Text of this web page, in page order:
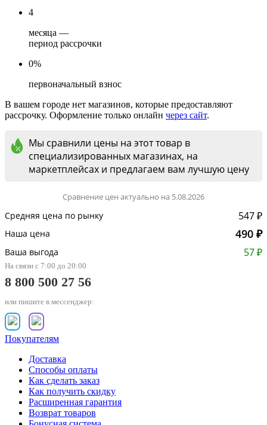
4
месяца —
период рассрочки
0%
первоначальный взнос
В вашем городе нет магазинов, которые предоставляют
рассрочку. Оформление только онлайн через сайт.
Мы сравнили цены на этот товар в
специализированных магазинах, на
маркетплейсах и предлагаем вам лучшую цену
Сравнение цен актуально на 5.08.2026
Средняя цена по рынку 547 ₽
Наша цена 490 ₽
Ваша выгода 57 ₽
На связи с 7:00 до 20:00
8 800 500 27 56
или пишите в мессенджер:
Покупателям
Доставка
Способы оплаты
Как сделать заказ
Как получить скидку
Расширенная гарантия
Возврат товаров